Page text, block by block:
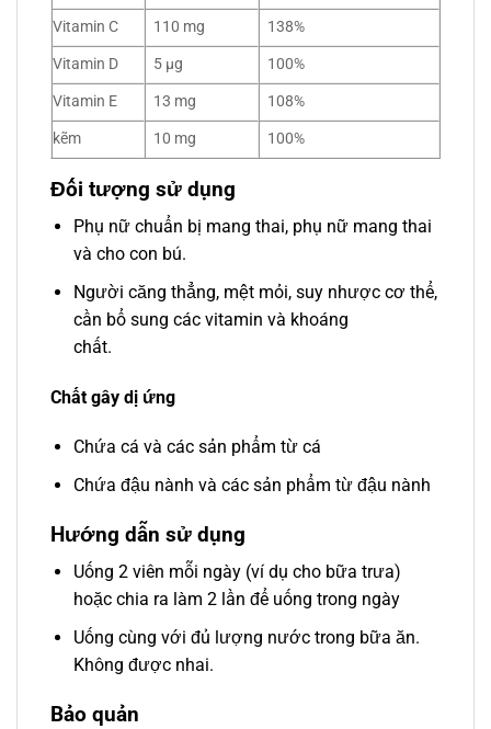
Vitamin C
110 mg
138%
Vitamin D
5 µg
100%
Vitamin E
13 mg
108%
kẽm
10 mg 100%
Đối tượng sử dụng
Phụ nữ chuẩn bị mang thai, phụ nữ mang thai
và cho con bú.
Người căng thẳng, mệt mỏi, suy nhược cơ thể,
cần bổ sung các vitamin và khoáng
chất.
Chất gây dị ứng
Chứa cá và các sản phẩm từ cá
Chứa đậu nành và các sản phẩm từ đậu nành
Hướng dẫn sử dụng
Uống 2 viên mỗi ngày (ví dụ cho bữa trưa)
hoặc chia ra làm 2 lần để uống trong ngày
Uống cùng với đủ lượng nước trong bữa ăn.
Không được nhai.
Bảo quản